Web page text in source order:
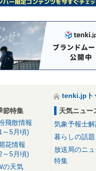
tenki.jpト
節特集
飛散情報
～5月頃)
花情報
～5月頃)
の天気
天気ニュー
気象予報士解
暮らしの話題
放送局のニュ
特集